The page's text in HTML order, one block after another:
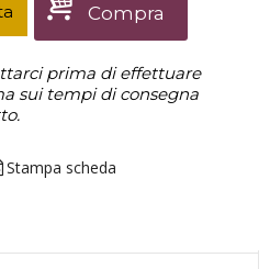
Compra
prima di effettuare
sui tempi di consegna
Stampa scheda